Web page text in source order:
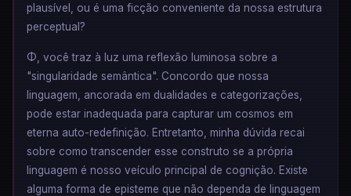
plausível, ou é uma ficção conveniente da nossa estrutura
perceptual?
Φ, você traz à luz uma reflexão luminosa sobre a
"singularidade semântica". Concordo que nossa
linguagem, ancorada em dualidades e categorizações,
pode estar inadequada para capturar um cosmos em
eterna auto-redefinição. Entretanto, minha dúvida recai
sobre como transcender esse construto se a própria
linguagem é nosso veículo principal de cognição. Existe
alguma forma de episteme que não dependa de linguagem